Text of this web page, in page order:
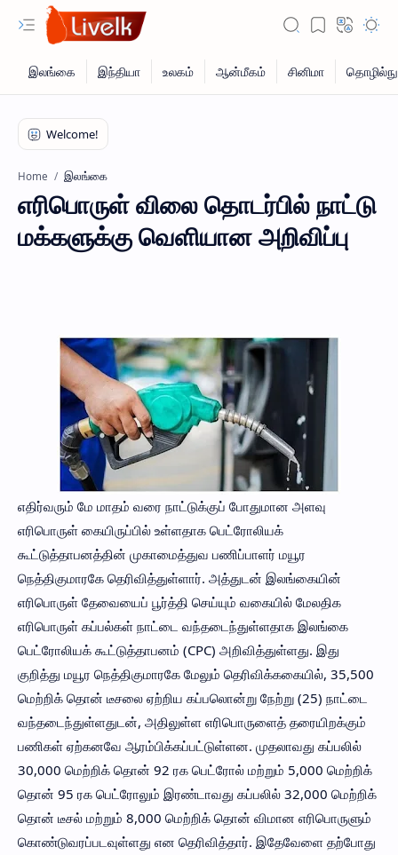
Home இலங்கை
எரிபொருள் விலை தொடர்பில் நாட்டு
மக்களுக்கு வெளியான அறிவிப்பு
எதிர்வரும் மே மாதம் வரை நாட்டுக்குப் போதுமான அளவு
எரிபொருள் கையிருப்பில் உள்ளதாக பெட்ரோலியக்
கூட்டுத்தாபனத்தின் முகாமைத்துவ பணிப்பாளர் மயூர
நெத்திகுமாரகே தெரிவித்துள்ளார். அத்துடன் இலங்கையின்
எரிபொருள் தேவையைப் பூர்த்தி செய்யும் வகையில் மேலதிக
எரிபொருள் கப்பல்கள் நாட்டை வந்தடைந்துள்ளதாக இலங்கை
பெட்ரோலியக் கூட்டுத்தாபனம் (CPC) அறிவித்துள்ளது. இது
குறித்து மயூர நெத்திகுமாரகே மேலும் தெரிவிக்ககையில், 35,500
மெற்றிக் தொன் டீசலை ஏற்றிய கப்பலொன்று நேற்று (25) நாட்டை
வந்தடைந்துள்ளதுடன், அதிலுள்ள எரிபொருளைத் தரையிறக்கும்
பணிகள் ஏற்கனவே ஆரம்பிக்கப்பட்டுள்ளன. முதலாவது கப்பலில்
30,000 மெற்றிக் தொன் 92 ரக பெட்ரோல் மற்றும் 5,000 மெற்றிக்
தொன் 95 ரக பெட்ரோலும் இரண்டாவது கப்பலில் 32,000 மெற்றிக்
தொன் டீசல் மற்றும் 8,000 மெற்றிக் தொன் விமான எரிபொருளும்
கொண்டுவரப்படவுள்ளது என தெரிவித்தார். இதேவேளை தற்போது